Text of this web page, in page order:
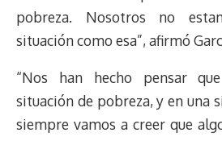
pobreza. Nosotros no
situación como esa”, afirmó
“Nos han hecho pensar
situación de pobreza, y en una
siempre vamos a creer que